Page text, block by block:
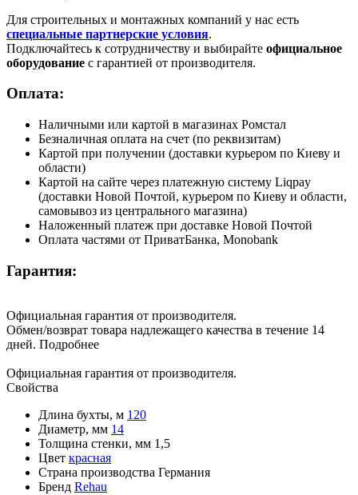
Для строительных и монтажных компаний у нас есть
специальные партнерские условия.
Подключайтесь к сотрудничеству и выбирайте официальное
оборудование с гарантией от производителя.
Оплата:
Наличными или картой в магазинах Ромстал
Безналичная оплата на счет (по реквизитам)
Картой при получении (доставки курьером по Киеву и
области)
Картой на сайте через платежную систему Liqpay
(доставки Новой Почтой, курьером по Киеву и области,
самовывоз из центрального магазина)
Наложенный платеж при доставке Новой Почтой
Оплата частями от ПриватБанка, Monobank
Гарантия:
Официальная гарантия от производителя.
Обмен/возврат товара надлежащего качества в течение 14
дней. Подробнее
Официальная гарантия от производителя.
Свойства
Длина бухты, м 120
Диаметр, мм 14
Толщина стенки, мм 1,5
Цвет красная
Страна производства Германия
Бренд Rehau